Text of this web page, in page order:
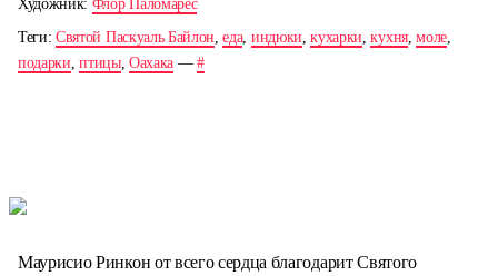
Художник: Флор Паломарес
Теги:Святой Паскуаль Байлон ,еда, индюки ,кухарки ,кухня,моле,
подарки ,птицы, Оахака —#
Маурисио Ринкон от всего сердца благодарит Святого